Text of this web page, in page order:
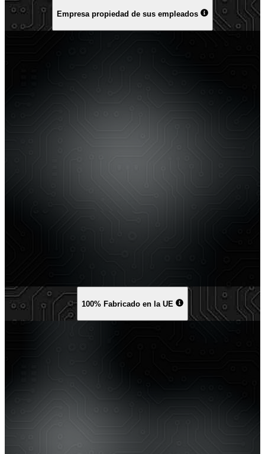
Empresa propiedad de sus empleados
100% Fabricado en la UE